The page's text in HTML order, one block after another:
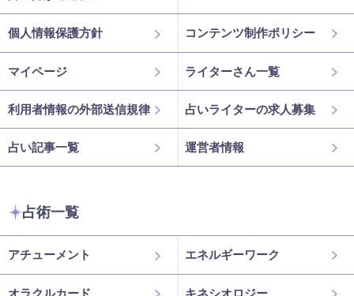
個人情報保護方針 コンテンツ制作ポリシー
マイページ ライターさん一覧
利用者情報の外部送信規律 占いライターの求人募集
占い記事一覧 運営者情報
占術一覧
アチューメント エネルギーワーク